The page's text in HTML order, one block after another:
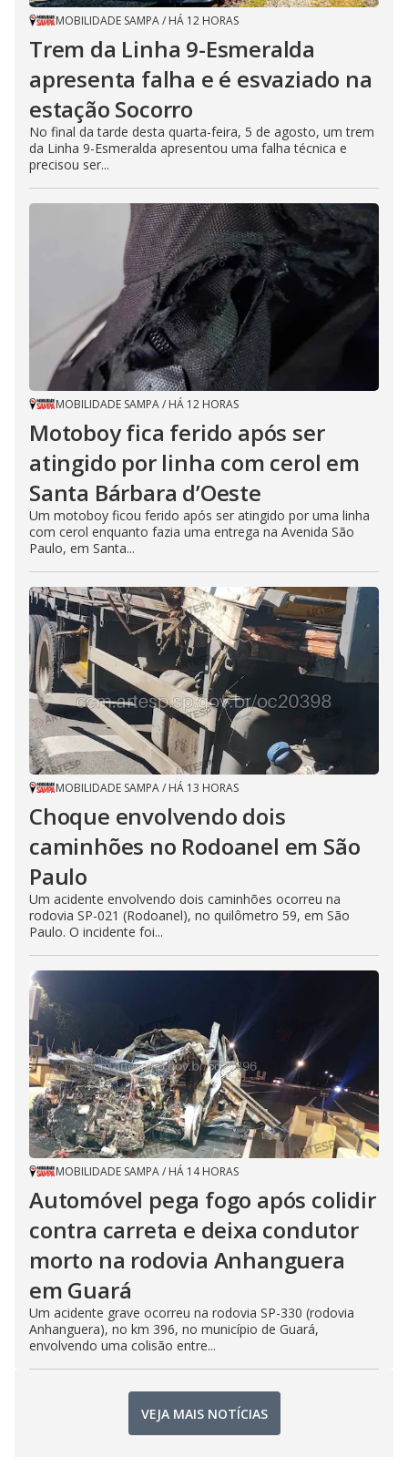
MOBILIDADE SAMPA/ HÁ 12 HORAS
Trem da Linha 9-Esmeralda
apresenta falha e é esvaziado na
estação Socorro
No final da tarde desta quarta-feira, 5 de agosto, um trem
da Linha 9-Esmeralda apresentou uma falha técnica e
precisou ser...
MOBILIDADE SAMPA/ HÁ 12 HORAS
Motoboy fica ferido após ser
atingido por linha com cerol em
Santa Bárbara d’Oeste
Um motoboy ficou ferido após ser atingido por uma linha
com cerol enquanto fazia uma entrega na Avenida São
Paulo, em Santa...
MOBILIDADE SAMPA/ HÁ 13 HORAS
Choque envolvendo dois
caminhões no Rodoanel em São
Paulo
Um acidente envolvendo dois caminhões ocorreu na
rodovia SP-021 (Rodoanel), no quilômetro 59, em São
Paulo. O incidente foi...
MOBILIDADE SAMPA/ HÁ 14 HORAS
Automóvel pega fogo após colidir
contra carreta e deixa condutor
morto na rodovia Anhanguera
em Guará
Um acidente grave ocorreu na rodovia SP-330 (rodovia
Anhanguera), no km 396, no município de Guará,
envolvendo uma colisão entre...
VEJA MAIS NOTÍCIAS